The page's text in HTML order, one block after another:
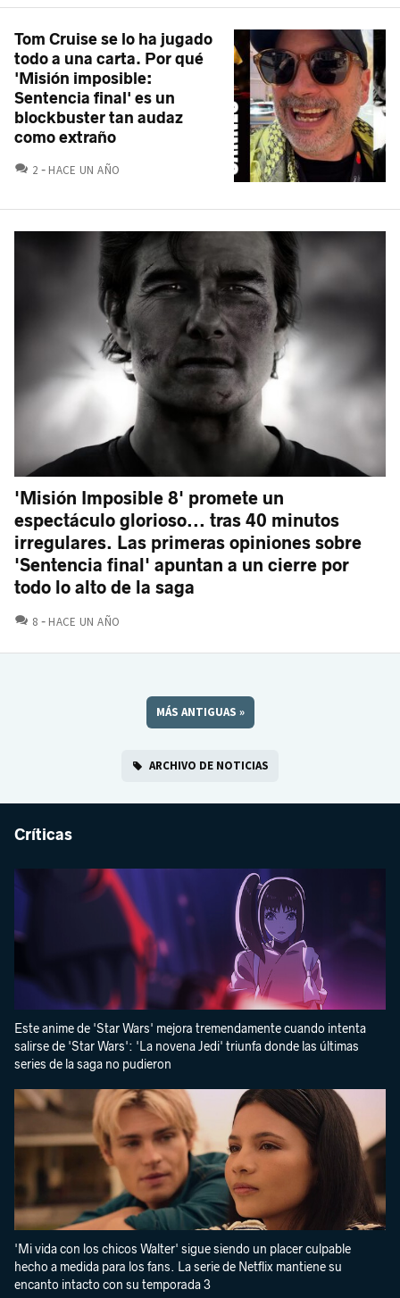
Tom Cruise se lo ha jugado
todo a una carta. Por qué
'Misión imposible:
Sentencia final' es un
blockbuster tan audaz
como extraño
2 COMENTARIOS
HACE UN AÑO
'Misión Imposible 8' promete un
espectáculo glorioso... tras 40 minutos
irregulares. Las primeras opiniones sobre
'Sentencia final' apuntan a un cierre por
todo lo alto de la saga
8 COMENTARIOS
HACE UN AÑO
MÁS ANTIGUAS »
ARCHIVO DE NOTICIAS
Críticas
Este anime de 'Star Wars' mejora tremendamente cuando intenta
salirse de 'Star Wars': 'La novena Jedi' triunfa donde las últimas
series de la saga no pudieron
'Mi vida con los chicos Walter' sigue siendo un placer culpable
hecho a medida para los fans. La serie de Netflix mantiene su
encanto intacto con su temporada 3